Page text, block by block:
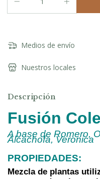
Medios de envío
Nuestros locales
Descripción
Fusión
A base de Romero,
Alcachofa, Veronica
PROPIEDADES:
Mezcla de plantas